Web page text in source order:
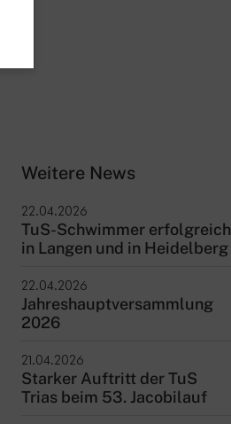
Weitere News
22.04.2026
TuS-Schwimmer erfolgreich
in Langen und in Heidelberg
22.04.2026
Jahreshauptversammlung
2026
21.04.2026
Starker Auftritt der TuS
Trias beim 53. Jacobilauf
20
6155 6 18 19